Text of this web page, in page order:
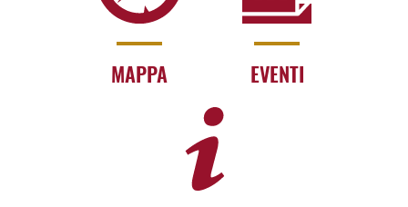
MAPPA EVENTI